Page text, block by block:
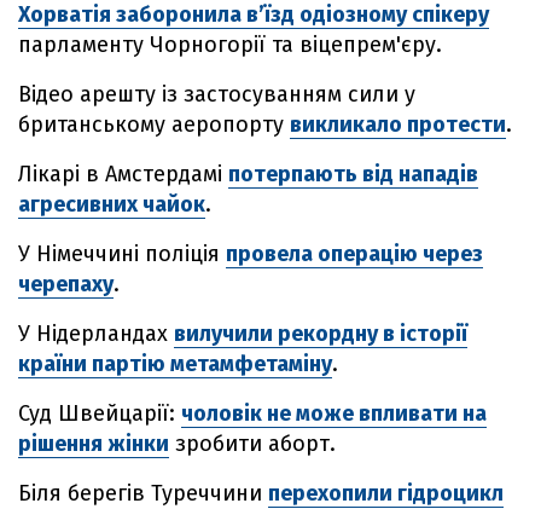
Хорватія заборонила в’їзд одіозному спікеру
парламенту Чорногорії та віцепрем'єру.
Відео арешту із застосуванням сили у
британському аеропорту викликало протести.
Лікарі в Амстердамі потерпають від нападів
агресивних чайок.
У Німеччині поліція провела операцію через
черепаху.
У Нідерландах вилучили рекордну в історії
країни партію метамфетаміну.
Суд Швейцарії: чоловік не може впливати на
рішення жінки зробити аборт.
Біля берегів Туреччини перехопили гідроцикл